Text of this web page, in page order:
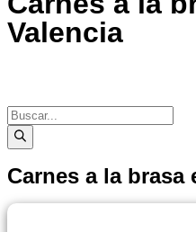
Valencia
Carnes a la brasa